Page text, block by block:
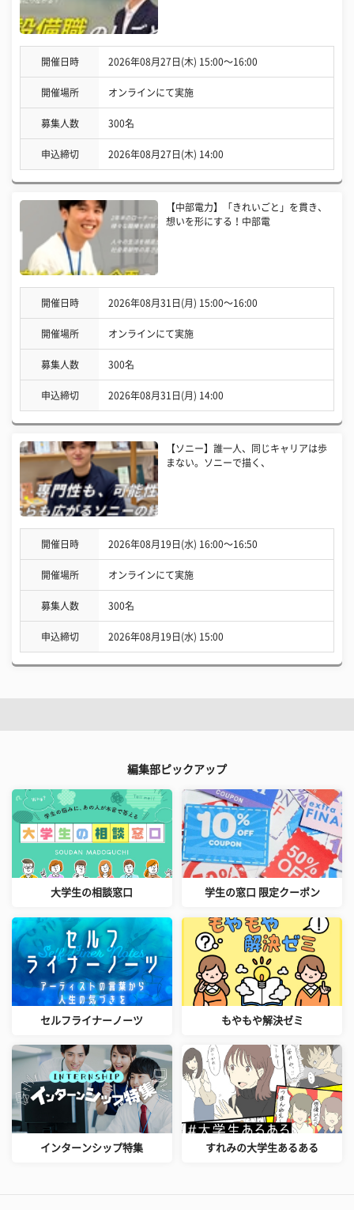
開催日時 2026年08月27日(木) 15:00〜16:00
開催場所 オンラインにて実施
募集人数 300名
申込締切 2026年08月27日(木) 14:00
【中部電力】「きれいごと」を貫き、
想いを形にする！中部電
開催日時 2026年08月31日(月) 15:00〜16:00
開催場所 オンラインにて実施
募集人数 300名
申込締切 2026年08月31日(月) 14:00
【ソニー】誰一人、同じキャリアは歩
まない。ソニーで描く、
開催日時 2026年08月19日(水) 16:00〜16:50
開催場所 オンラインにて実施
募集人数 300名
申込締切 2026年08月19日(水) 15:00
編集部ピックアップ
大学生の相談窓口 学生の窓口 限定クーポン
セルフライナーノーツ もやもや解決ゼミ
インターンシップ特集 すれみの大学生あるある